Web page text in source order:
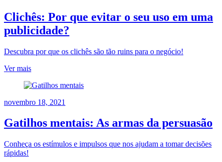
Clichês: Por que evitar o seu uso em uma
publicidade?
Descubra por que os clichês são tão ruins para o negócio!
Ver mais
novembro 18, 2021
Gatilhos mentais: As armas da persuasão
Conheça os estímulos e impulsos que nos ajudam a tomar decisões
rápidas!